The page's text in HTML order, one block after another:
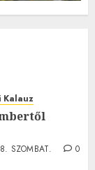
Kalauz
SZOMBAT.
0